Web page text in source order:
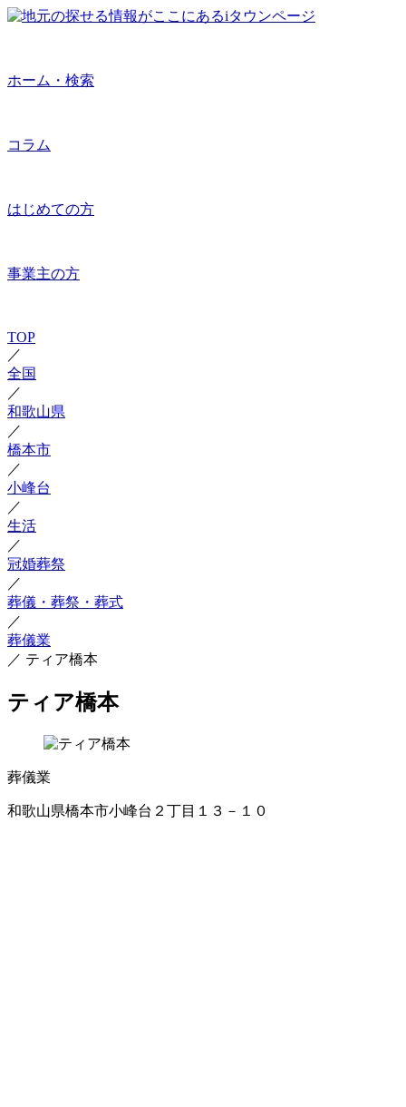
ホーム・検索
コラム
はじめての方
事業主の方
TOP
／
全国
／
和歌山県
／
橋本市
／
小峰台
／
生活
／
冠婚葬祭
／
葬儀・葬祭・葬式
／
葬儀業
／ ティア橋本
ティア橋本
葬儀業
和歌山県橋本市小峰台２丁目１３－１０